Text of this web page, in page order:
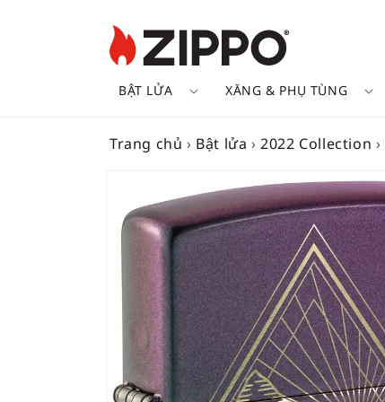
BẬT LỬA XĂNG & PHỤ TÙNG
Trang chủ › Bật lửa ›2022 Collection ›
INFORMATION